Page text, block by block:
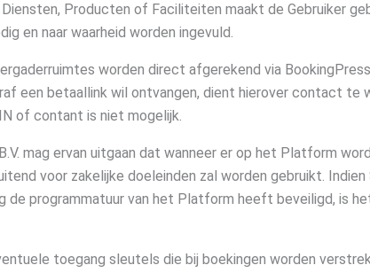
Producten of Faciliteiten maakt de Gebruiker
en naar waarheid worden ingevuld.
worden direct afgerekend via
een betaallink wil ontvangen, dient hierover contact te
of contant is niet mogelijk.
mag ervan uitgaan dat wanneer er op het Platform
voor zakelijke doeleinden zal worden gebruikt. Indien
de programmatuur van het Platform heeft beveiligd, is
toegang sleutels die bij boekingen worden